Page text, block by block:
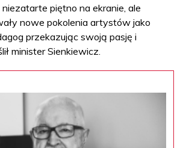
piętno na ekranie, ale
nowe pokolenia artystów jako
przekazując swoją pasję i
minister Sienkiewicz.